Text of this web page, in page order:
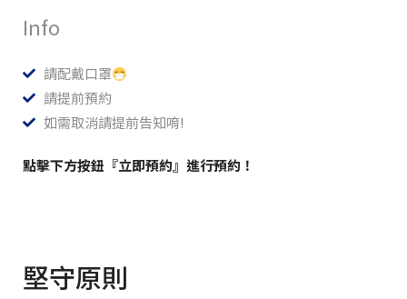
Info
請配戴口罩
請提前預約
如需取消請提前告知唷!
點擊下方按鈕『立即預約』進行預約！
堅守原則